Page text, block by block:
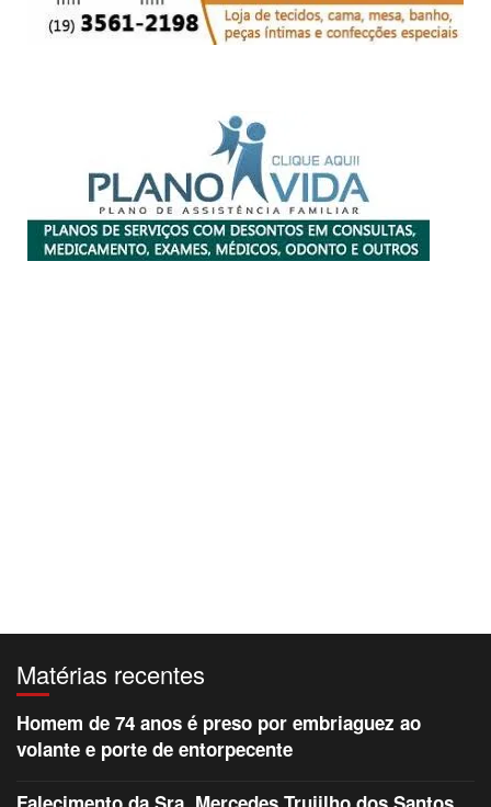
Matérias recentes
Homem de 74 anos é preso por embriaguez ao
volante e porte de entorpecente